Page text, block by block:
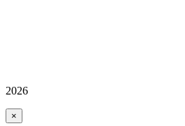
2026
×